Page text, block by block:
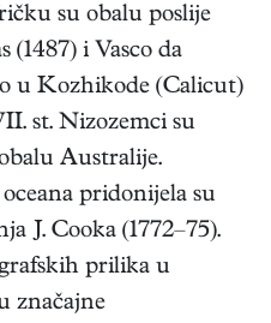
su obalu poslije
i Vasco da
u Kozhikode (Calicut)
st. Nizozemci su
Australije.
pridonijela su
J. Cooka (1772–75).
prilika u
značajne